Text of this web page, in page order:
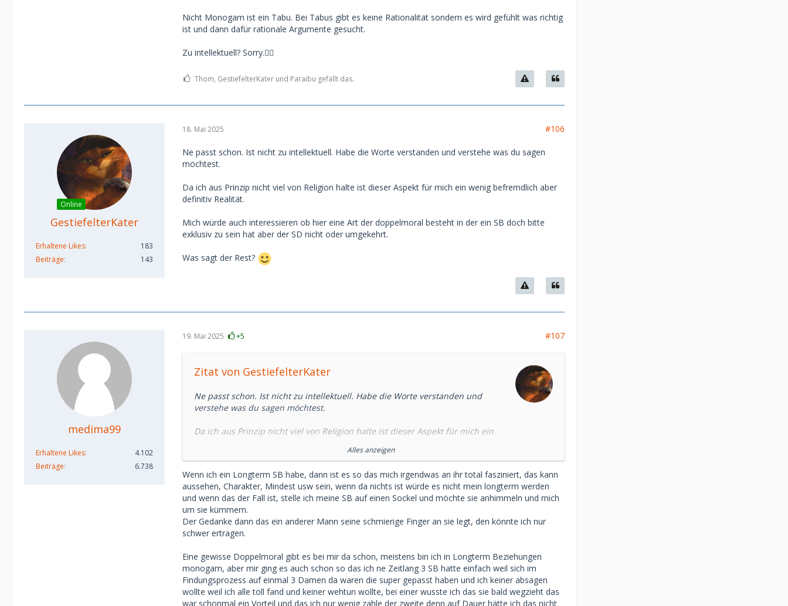
Nicht Monogam ist ein Tabu. Bei Tabus gibt es keine Rationalität sondern es wird gefühlt was richtig
ist und dann dafür rationale Argumente gesucht.
Zu intellektuell? Sorry.🤷‍♂️
Thom, GestiefelterKater und Paraibu gefällt das.
Online
GestiefelterKater
Erhaltene Likes
183
Beiträge
143
18. Mai 2025 #106
Ne passt schon. Ist nicht zu intellektuell. Habe die Worte verstanden und verstehe was du sagen
möchtest.
Da ich aus Prinzip nicht viel von Religion halte ist dieser Aspekt für mich ein wenig befremdlich aber
definitiv Realität.
Mich würde auch interessieren ob hier eine Art der doppelmoral besteht in der ein SB doch bitte
exklusiv zu sein hat aber der SD nicht oder umgekehrt.
Was sagt der Rest?
medima99
Erhaltene Likes
4.102
Beiträge
6.738
19. Mai 2025 +5 #107
Zitat von GestiefelterKater
Ne passt schon. Ist nicht zu intellektuell. Habe die Worte verstanden und
verstehe was du sagen möchtest.
Da ich aus Prinzip nicht viel von Religion halte ist dieser Aspekt für mich ein
ein SB doch bitte exklusiv zu sein hat aber der SD nicht oder umgekehrt.
Was sagt der Rest?
Alles anzeigen
Wenn ich ein Longterm SB habe, dann ist es so das mich irgendwas an ihr total fasziniert, das kann
aussehen, Charakter, Mindest usw sein, wenn da nichts ist würde es nicht mein longterm werden
und wenn das der Fall ist, stelle ich meine SB auf einen Sockel und möchte sie anhimmeln und mich
um sie kümmern.
Der Gedanke dann das ein anderer Mann seine schmierige Finger an sie legt, den könnte ich nur
schwer ertragen.
Eine gewisse Doppelmoral gibt es bei mir da schon, meistens bin ich in Longterm Beziehungen
monogam, aber mir ging es auch schon so das ich ne Zeitlang 3 SB hatte einfach weil sich im
Findungsprozess auf einmal 3 Damen da waren die super gepasst haben und ich keiner absagen
wollte weil ich alle toll fand und keiner wehtun wollte, bei einer wusste ich das sie bald wegzieht das
war schonmal ein Vorteil und das ich nur wenig zahle der zweite denn auf Dauer hätte ich das nicht